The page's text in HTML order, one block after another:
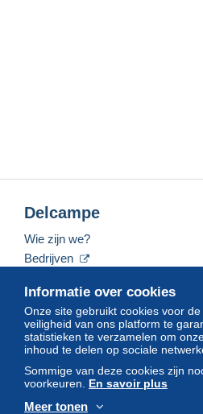
Informatie over cookies
Onze site gebruikt cookies voor
veiligheid van ons platform te
statistieken te verzamelen om
inhoud te delen op sociale
Sommige van deze cookies zijn
voorkeuren. En savoir plus
Meer tonen
Delcampe
Wie zijn we?
Bedrijven
Neem contact met ons op
© Delcampe International srl. Alle